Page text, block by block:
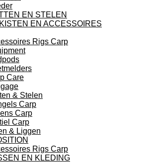
EN STELEN
EN ACCESSOIRES
Rigs Carp
Care
& Stelen
Carp
Carp
Carp
& Liggen
Rigs Carp
EN KLEDING